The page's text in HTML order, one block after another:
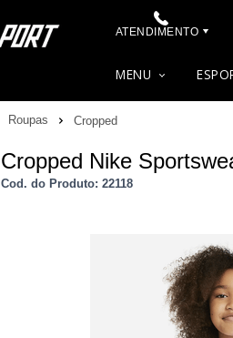
ATENDIMENTO
(48) 3622-0041
MENU
Roupas Cropped
Cropped Nike
Cod. do Produto: 22118